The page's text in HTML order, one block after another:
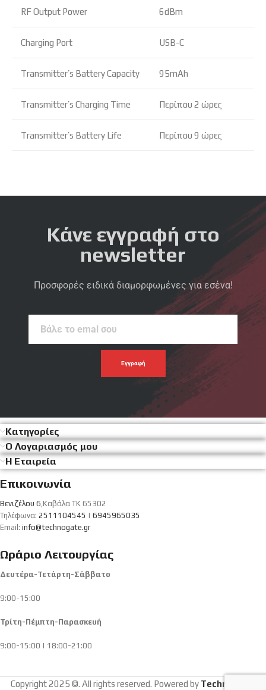
RF Output Power 6dBm
Charging Port USB-C
Transmitter’s Battery Capacity 95mAh
Transmitter’s Charging Time Περίπου 2 ώρες
Transmitter’s Battery Life Περίπου 9 ώρες
Κάνε εγγραφή στο
newsletter
Προσφορές ειδικά διαμορφωμένες για εσένα!
Κατηγορίες
Ο Λογαριασμός μου
Η Εταιρεία
Επικοινωνία
Βενιζέλου 6,Καβάλα ΤΚ 65302
Τηλέφωνα: 2511104545 | 6945965035
Email: info@technogate.gr
Ωράριο Λειτουργίας
Δευτέρα-Τετάρτη-Σάββατο
9:00-15:00
Τρίτη-Πέμπτη-Παρασκευή
9:00-15:00 | 18:00-21:00
Copyright 2025 ©. All rights reserved. Powered by Technogate